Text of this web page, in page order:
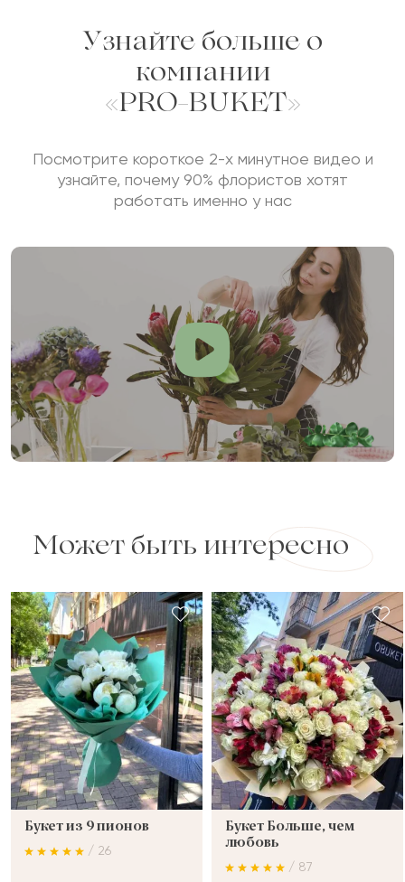
Узнайте больше о
компании
«PRO-BUKET»
Посмотрите короткое 2-х минутное видео и
узнайте, почему 90% флористов хотят
работать именно у нас
Может быть интересно
Букет из 9 пионов
/ 26
Букет Больше, чем
любовь
/ 87